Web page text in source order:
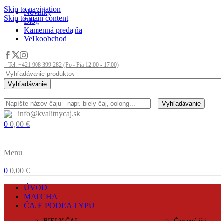
Skip to navigation
Skip to main content
Novinky
Blog
Kamenná predajňa
Veľkoobchod
Tel: +421 908 399 282 (Po - Pia 12:00 - 17:00)
Vyhľadávanie
Vyhľadávanie
info@kvalitnycaj.sk
0 0,00 €
Menu
0 0,00 €
ÚVOD
MATCHA
ČAJE PODĽA TYPU